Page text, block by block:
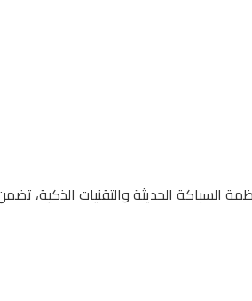
السباكة الحديثة والتقنيات